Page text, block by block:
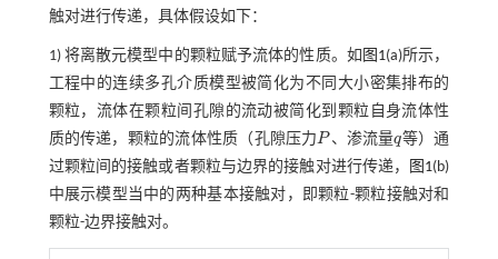
触对进行传递，具体假设如下：
1) 将离散元模型中的颗粒赋予流体的性质。如 图1(a)所示，
工程中的连续多孔介质模型被简化为不同大小密集排布的
颗粒，流体在颗粒间孔隙的流动被简化到颗粒自身流体性
质的传递，颗粒的流体性质（孔隙压力P
P 、渗流量q
q等）通
过颗粒间的接触或者颗粒与边界的接触对进行传递，
图1(b)
中展示模型当中的两种基本接触对，即颗粒-颗粒接触对和
颗粒-边界接触对。